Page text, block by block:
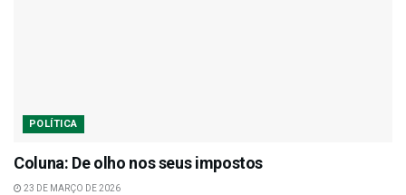
POLÍTICA
Coluna: De olho nos seus impostos
23 DE MARÇO DE 2026